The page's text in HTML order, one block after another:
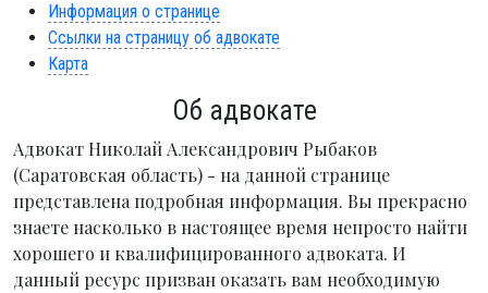
Информация о странице
Ссылки на страницу об адвокате
Карта
Об адвокате
Адвокат Николай Александрович Рыбаков
(Саратовская область) - на данной странице
представлена подробная информация. Вы прекрасно
знаете насколько в настоящее время непросто найти
хорошего и квалифицированного адвоката. И
данный ресурс призван оказать вам необходимую